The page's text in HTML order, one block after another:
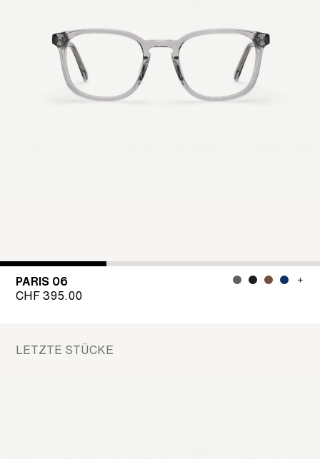
PARIS 06
CHF395.00
LETZTE STÜCKE